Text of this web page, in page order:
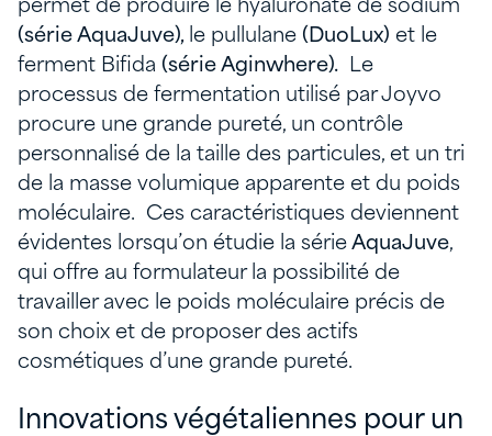
permet de produire le hyaluronate de sodium
(série AquaJuve), le pullulane (DuoLux) et le
ferment Bifida (série Aginwhere). Le
processus de fermentation utilisé par Joyvo
procure une grande pureté, un contrôle
personnalisé de la taille des particules, et un tri
de la masse volumique apparente et du poids
moléculaire. Ces caractéristiques deviennent
évidentes lorsqu’on étudie la série AquaJuve,
qui offre au formulateur la possibilité de
travailler avec le poids moléculaire précis de
son choix et de proposer des actifs
cosmétiques d’une grande pureté.
Innovations végétaliennes pour un